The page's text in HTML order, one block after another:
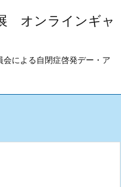
オンラインギャ
による自閉症啓発デー・ア

前へ
次へ